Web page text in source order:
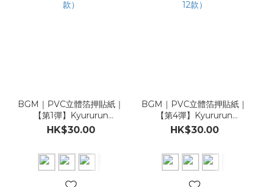
BGM｜PVC立體箔押貼紙｜
【第1彈】Kyururun
Seal（共6款）
HK$30.00
BGM｜PVC立體箔押貼紙｜
【第4彈】Kyururun
Seal（共12款）
HK$30.00